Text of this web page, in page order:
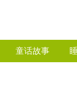
童话故事